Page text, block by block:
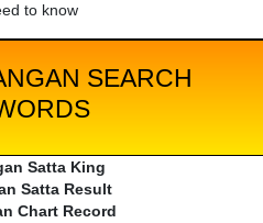
to know
SEARCH
Satta King
Satta Result
Chart Record